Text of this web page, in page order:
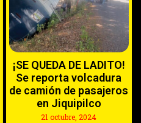
¡SE QUEDA DE LADITO!
Se reporta volcadura
de camión de pasajeros
en Jiquipilco
21 octubre, 2024